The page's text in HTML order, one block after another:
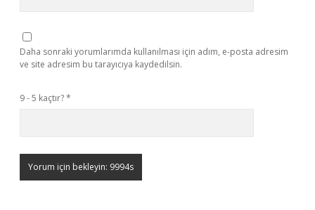
Daha sonraki yorumlarımda kullanılması için adım, e-posta adresim
ve site adresim bu tarayıcıya kaydedilsin.
9 - 5 kaçtır?*